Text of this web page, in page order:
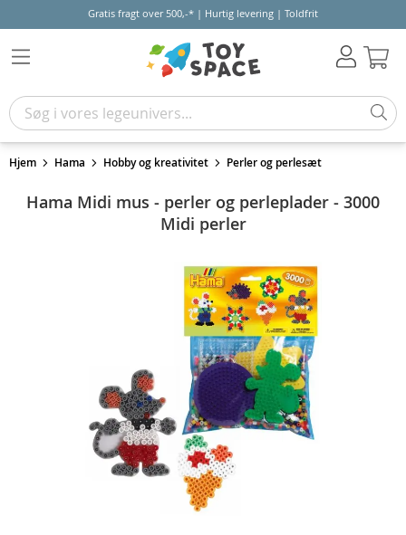
Gratis fragt over 500,-* | Hurtig levering | Toldfrit
Hjem Hama Hobby og kreativitet Perler og perlesæt
Hama Midi mus - perler og perleplader - 3000
Midi perler